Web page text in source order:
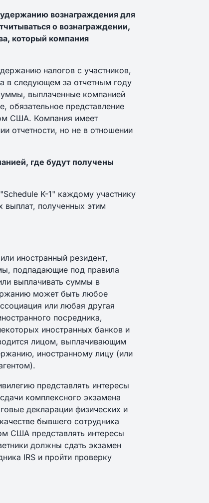
вознаграждения для
о вознаграждении,
который компания
налогов с участников,
в следующем за отчетным году
выплаченные компанией
обязательное представление
США. Компания имеет
отчетности, но не в отношении
где будут получены
K-1" каждому участнику
выплат, полученных этим
иностранный резидент,
подпадающие под правила
выплачивать суммы в
может быть любое
или любая другая
посредника,
иностранных банков и
лицом, выплачивающим
иностранному лицу (или
представлять интересы
комплексного экзамена
декларации физических и
бывшего сотрудника
США представлять интересы
должны сдать экзамен
IRS и пройти проверку